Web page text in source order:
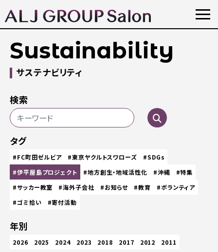
Sustainability
サステナビリティ
検索
タグ
#FC町田ゼルビア #東京ヤクルトスワローズ
#SDGs
#伊平屋島プロジェクト
#地方創生・地域活性化 #沖縄
#特集
#サッカー教室
#海外子会社 #お知らせ #教育
#ボランティア
#ゴミ拾い
#寄付活動
年別
2026 2025 2024 2023 2018 2017 2012 2011